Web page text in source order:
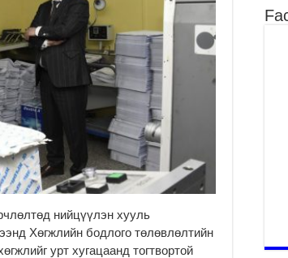
нийцүүлэн хууль
Хөгжлийн бодлого төлөвлөлтийн
урт хугацаанд тогтвортой